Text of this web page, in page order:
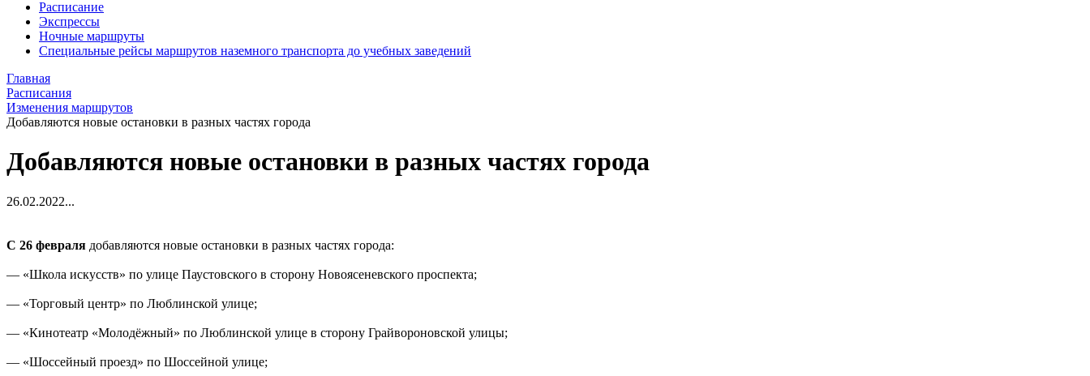
Расписание
Экспрессы
Ночные маршруты
Специальные рейсы маршрутов наземного транспорта до учебных заведений
Главная
Расписания
Изменения маршрутов
Добавляются новые остановки в разных частях города
Добавляются новые остановки в разных частях города
26.02.2022...
С 26 февраля добавляются новые остановки в разных частях города:
— «Школа искусств» по улице Паустовского в сторону Новоясеневского проспекта;
— «Торговый центр» по Люблинской улице;
— «Кинотеатр «Молодёжный» по Люблинской улице в сторону Грайвороновской улицы;
— «Шоссейный проезд» по Шоссейной улице;